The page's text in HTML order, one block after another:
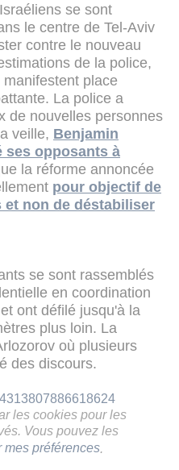
se sont
le centre de Tel-Aviv
contre le nouveau
de la police,
place
La police a
de nouvelles personnes
veille, Benjamin
ses opposants à
la réforme annoncée
pour objectif de
non de déstabiliser
se sont rassemblés
en coordination
ont défilé jusqu'à la
plus loin. La
où plusieurs
des discours.
les cookies pour les
Vous pouvez les
mes préférences